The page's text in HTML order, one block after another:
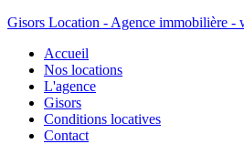
Gisors Location - Agence immobilière -
Accueil
Nos locations
L'agence
Gisors
Conditions locatives
Contact